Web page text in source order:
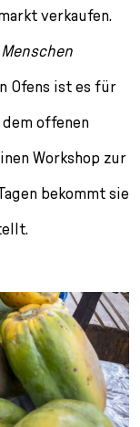
verkaufen.
Ofens ist es für
offenen
Workshop zur
bekommt sie